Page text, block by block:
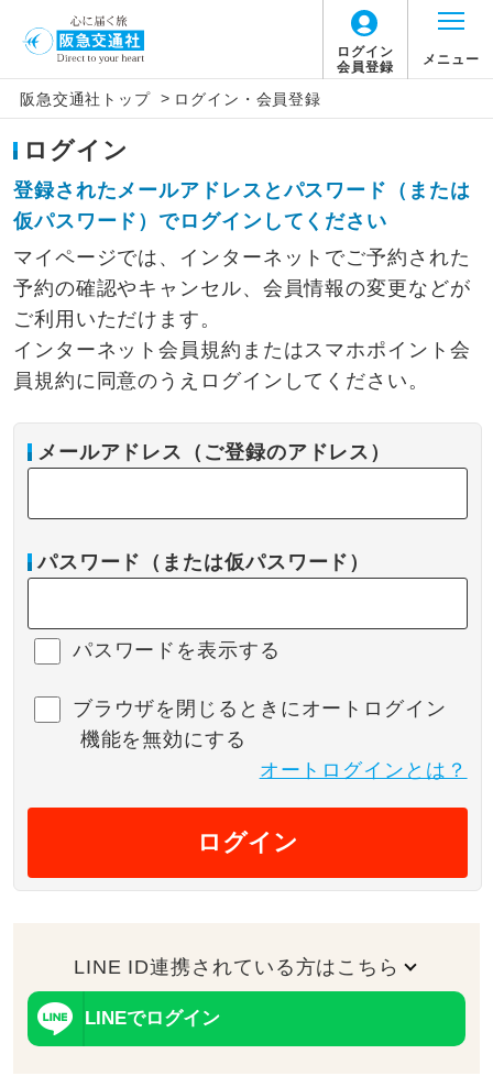
ログイン
会員登録
メニュー
阪急交通社トップ > ログイン・会員登録
ログイン
登録されたメールアドレスとパスワード（または
仮パスワード）でログインしてください
マイページでは、インターネットでご予約された
予約の確認やキャンセル、会員情報の変更などが
ご利用いただけます。
インターネット会員規約またはスマホポイント会
員規約に同意のうえログインしてください。
メールアドレス（ご登録のアドレス）
パスワード（または仮パスワード）
パスワードを表示する
ブラウザを閉じるときにオートログイン
機能を無効にする
オートログインとは？
ログイン
LINE ID連携されている方はこちら
LINEでログイン